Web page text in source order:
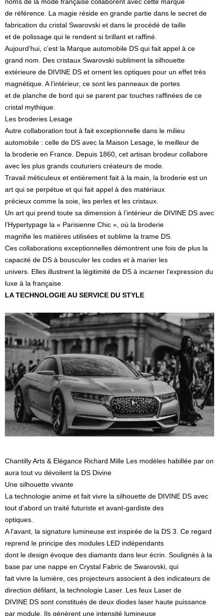
noms de la mode française collaborent avec cette marque
de référence. La magie réside en grande partie dans le secret de
fabrication du cristal Swarovski et dans le procédé de taille
et de polissage qui le rendent si brillant et raffiné.
Aujourd’hui, c’est la Marque automobile DS qui fait appel à ce
grand nom. Des cristaux Swarovski subliment la silhouette
extérieure de DIVINE DS et ornent les optiques pour un effet très
magnétique. A l’intérieur, ce sont les panneaux de portes
et de planche de bord qui se parent par touches raffinées de ce
cristal mythique.
Les broderies Lesage
Autre collaboration tout à fait exceptionnelle dans le milieu
automobile : celle de DS avec la Maison Lesage, le meilleur de
la broderie en France. Depuis 1860, cet artisan brodeur collabore
avec les plus grands couturiers créateurs de mode.
Travail méticuleux et entièrement fait à la main, la broderie est un
art qui se perpétue et qui fait appel à des matériaux
précieux comme la soie, les perles et les cristaux.
Un art qui prend toute sa dimension à l’intérieur de DIVINE DS avec
l’Hypertypage la « Parisienne Chic », où la broderie
magnifie les matières utilisées et sublime la trame DS.
Ces collaborations exceptionnelles démontrent une fois de plus la
capacité de DS à bousculer les codes et à marier les
univers. Elles illustrent la légitimité de DS à incarner l’expression du
luxe à la française.
LA TECHNOLOGIE AU SERVICE DU STYLE
Chantilly Arts & Elégance Richard Mille Les modèles habillée par on
aura tout vu dévoilent la DS Divine
Une silhouette vivante
La technologie anime et fait vivre la silhouette de DIVINE DS avec
tout d’abord un traité futuriste et avant-gardiste des
optiques.
A l’avant, la signature lumineuse est inspirée de la DS 3. Ce regard
reprend le principe des modules LED indépendants
dont le design évoque des diamants dans leur écrin. Soulignés à la
base par une nappe en Crystal Fabric de Swarovski, qui
fait vivre la lumière, ces projecteurs associent à des indicateurs de
direction défilant, la technologie Laser. Les feux Laser de
DIVINE DS sont constitués de deux diodes laser haute puissance
par module. Ils génèrent une intensité lumineuse